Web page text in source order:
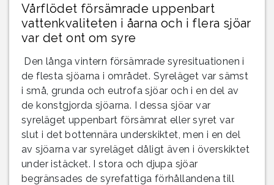
Vårflödet försämrade uppenbart
vattenkvaliteten i åarna och i flera sjöar
var det ont om syre
Den långa vintern försämrade syresituationen i
de flesta sjöarna i området. Syreläget var sämst
i små, grunda och eutrofa sjöar och i en del av
de konstgjorda sjöarna. I dessa sjöar var
syreläget uppenbart försämrat eller syret var
slut i det bottennära underskiktet, men i en del
av sjöarna var syreläget dåligt även i överskiktet
under istäcket. I stora och djupa sjöar
begränsades de syrefattiga förhållandena till